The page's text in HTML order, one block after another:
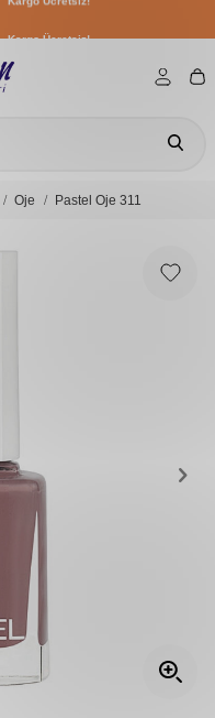
Oje Pastel Oje 311